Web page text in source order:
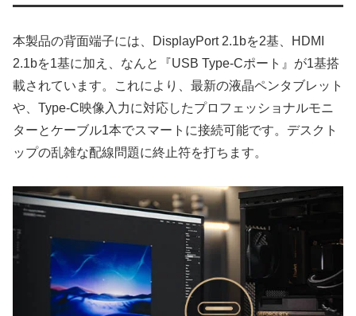
本製品の背面端子には、DisplayPort 2.1bを2基、HDMI
2.1bを1基に加え、なんと『USB Type-Cポート』が1基搭
載されています。これにより、最新の液晶ペンタブレット
や、Type-C映像入力に対応したプロフェッショナルモニ
ターとケーブル1本でスマートに接続可能です。デスクト
ップの乱雑な配線問題に終止符を打ちます。